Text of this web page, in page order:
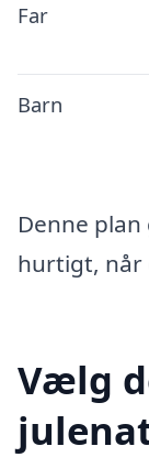
Far
Barn
Denne
hurtigt, når
Vælg